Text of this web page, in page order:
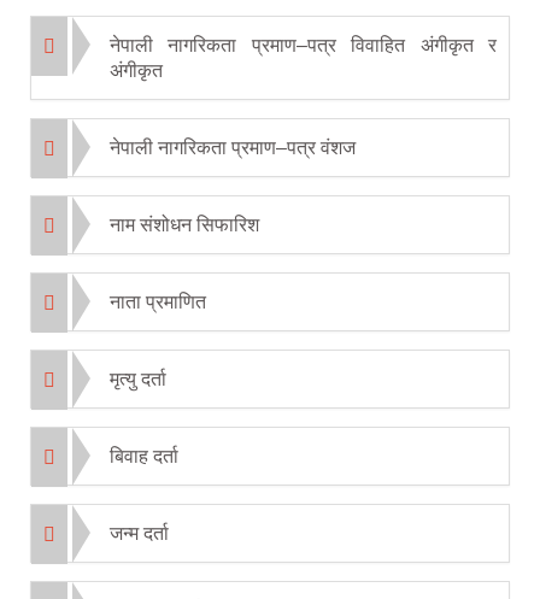
नेपाली नागरिकता प्रमाण–पत्र विवाहित अंगीकृत र
अंगीकृत
नेपाली नागरिकता प्रमाण–पत्र वंशज
नाम संशोधन सिफारिश
नाता प्रमाणित
मृत्यु दर्ता
बिवाह दर्ता
जन्म दर्ता